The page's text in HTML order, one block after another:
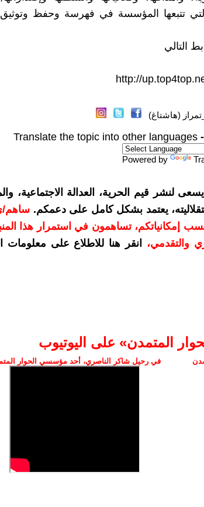
تتبعها المؤسسة في فهرسة وحفظ وتوثيق
التالي
http://
(هاشتاغ)
Translate the topic into other languages
Powered by
لنشر قيم الحرية، العدالة الاجتماعية،
يعتمد بشكل كامل على دعمكم. ساهم/
أو أكثر حسب إمكانياتكم، تساهمون في استمرار هذا
والتقدمي،
انقر هنا للاطلاع على معلومات
المتمدن» على اليوتيوب
في رحيل شاكر الناصري، أحد مؤسسي الحوار